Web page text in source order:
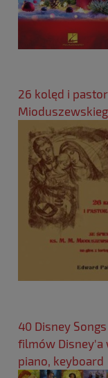
26 kolęd i
40 Disney
filmów Disney'a
piano, keyboard